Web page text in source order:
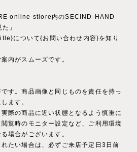
online stiore内のSECIND-HAND
」
について{お問い合わせ内容}を知り
内がスムーズです。
す。商品画像と同じものを責任を持っ
ます。
際の商品に近い状態となるよう慎重に
覧時のモニター設定など、ご利用環境
場合がございます。
たい場合は、必ずご来店予定日3日前